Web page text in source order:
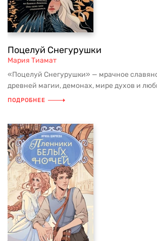
Поцелуй Снегурушки
Мария Тиамат
«Поцелуй Снегурушки» — мрачное
древней магии, демонах, мире духов и
ПОДРОБНЕЕ